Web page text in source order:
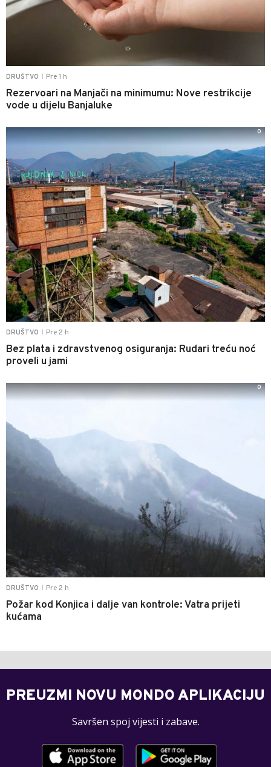
DRUŠTVO Pre 1 h
Rezervoari na Manjači na minimumu: Nove restrikcije
vode u dijelu Banjaluke
DRUŠTVO Pre 2 h
Bez plata i zdravstvenog osiguranja: Rudari treću noć
proveli u jami
0
DRUŠTVO Pre 2 h
Požar kod Konjica i dalje van kontrole: Vatra prijeti
kućama
0
PREUZMI NOVU MONDO APLIKACIJU
Savršen spoj vijesti i zabave.